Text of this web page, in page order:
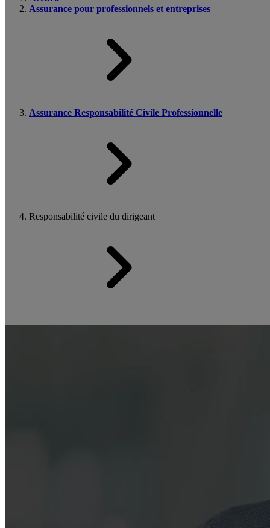
Assurance pour professionnels et entreprises
Assurance Responsabilité Civile Professionnelle
Responsabilité civile du dirigeant